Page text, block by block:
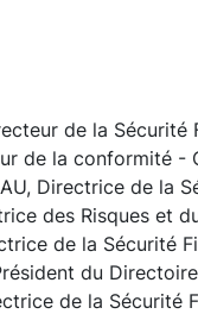
de la
de la conformité -
Directrice de la
des Risques et
de la Sécurité
du
de la Sécurité